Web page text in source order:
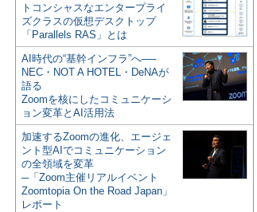
トコンシャスなエンタープライ
ズクラスの仮想デスクトップ
「Parallels RAS」とは
AI時代の“基幹インフラ”へ──
NEC・NOT A HOTEL・DeNAが
語る
Zoomを核にしたコミュニケーシ
ョン変革とAI活用法
加速するZoomの進化、エージェ
ント型AIでコミュニケーション
の全領域を変革
─「Zoom主催リアルイベント
Zoomtopia On the Road Japan」
レポート